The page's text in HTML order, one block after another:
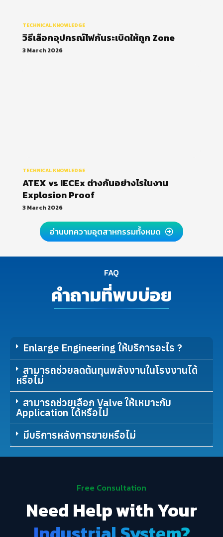
TECHNICAL KNOWLEDGE
วิธีเลือกอุปกรณ์ไฟกันระเบิดให้ถูก Zone
3 March 2026
TECHNICAL KNOWLEDGE
ATEX vs IECEx ต่างกันอย่างไรในงาน
Explosion Proof
3 March 2026
อ่านบทความอุตสาหกรรมทั้งหมด
FAQ
คำถามที่พบบ่อย
Enlarge Engineering ให้บริการอะไร ?
สามารถช่วยลดต้นทุนพลังงานในโรงงานได้
หรือไม่
สามารถช่วยเลือก Valve ให้เหมาะกับ
Application ได้หรือไม่
มีบริการหลังการขายหรือไม่
Free Consultation
Need Help with Your